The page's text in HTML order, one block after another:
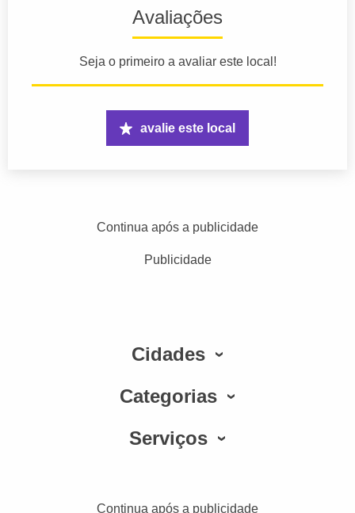
Avaliações
Seja o primeiro a avaliar este local!
avalie este local
Continua após a publicidade
Publicidade
Cidades
Categorias
Serviços
Continua após a publicidade